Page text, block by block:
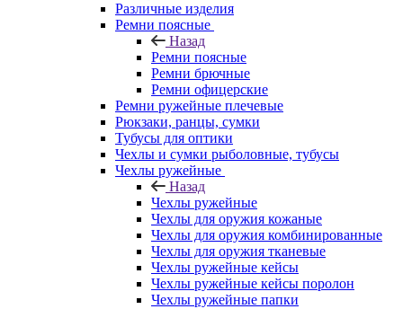
Различные изделия
Ремни поясные
Назад
Ремни поясные
Ремни брючные
Ремни офицерские
Ремни ружейные плечевые
Рюкзаки, ранцы, сумки
Тубусы для оптики
Чехлы и сумки рыболовные, тубусы
Чехлы ружейные
Назад
Чехлы ружейные
Чехлы для оружия кожаные
Чехлы для оружия комбинированные
Чехлы для оружия тканевые
Чехлы ружейные кейсы
Чехлы ружейные кейсы поролон
Чехлы ружейные папки